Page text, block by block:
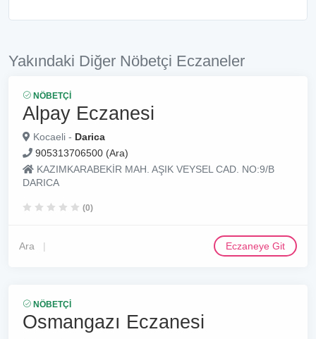
Yakındaki Diğer Nöbetçi Eczaneler
NÖBETÇI
Alpay Eczanesi
Kocaeli - Darica
905313706500 (Ara)
KAZIMKARABEKİR MAH. AŞIK VEYSEL CAD. NO:9/B
DARICA
(0)
Ara Eczaneye Git
NÖBETÇI
Osmangazı Eczanesi